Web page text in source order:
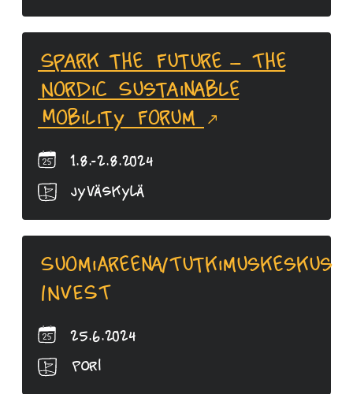
Spark the Future – The
Nordic Sustainable
Mobility Forum
1.8.-2.8.2024
Jyväskylä
SuomiAreena/Tutkimuskeskus
INVEST
25.6.2024
Pori